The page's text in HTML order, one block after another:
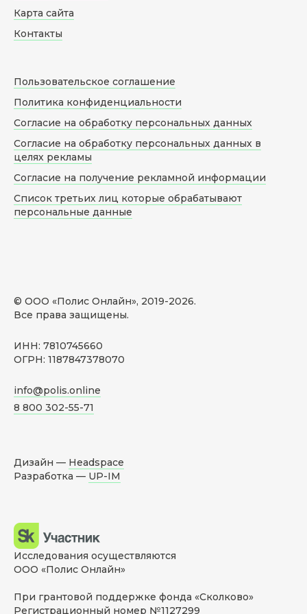
© ООО «Полис Онлайн», 2019-2026.
Все права защищены.
ИНН: 7810745660
ОГРН: 1187847378070
info@polis.online
8 800 302-55-71
Карта сайта
Контакты
Пользовательское соглашение
Политика конфиденциальности
Согласие на обработку персональных данных
Согласие на обработку персональных данных в
целях рекламы
Согласие на получение рекламной информации
Список третьих лиц которые обрабатывают
персональные данные
Дизайн — Headspace
Разработка — UP-IM
Исследования осуществляются
ООО «Полис Онлайн»
При грантовой поддержке фонда «Сколково»
Регистрационный номер №1127299